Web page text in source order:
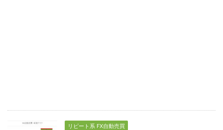
リピート系 FX自動売買